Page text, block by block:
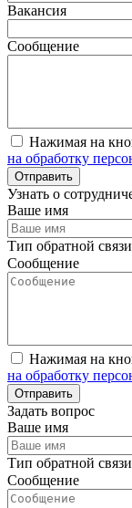
Вакансия
Сообщение
Нажимая на
на обработку
Узнать о
Ваше имя
Тип обратной связи
Сообщение
Нажимая на
на обработку
Задать вопрос
Ваше имя
Тип обратной связи
Сообщение